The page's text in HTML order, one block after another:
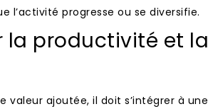
l’activité progresse ou se diversifie.
la productivité et la
valeur ajoutée, il doit s’intégrer à une